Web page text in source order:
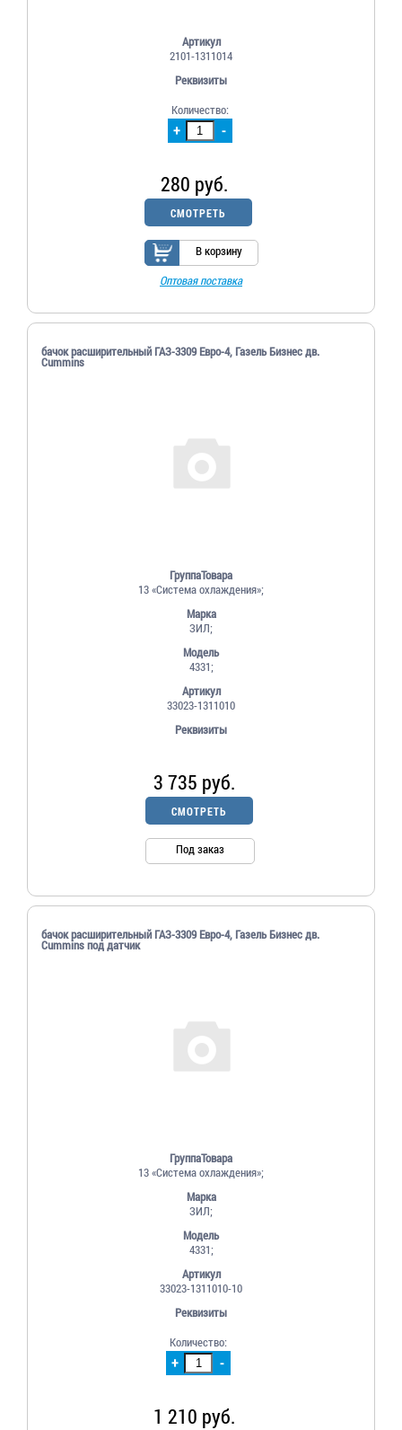
Артикул
2101-1311014
Реквизиты
+ -
Количество:
280 руб.
СМОТРЕТЬ
В корзину
Оптовая поставка
бачок расширительный ГАЗ-3309 Евро-4, Газель Бизнес дв.
Cummins
ГруппаТовара
13 «Система охлаждения»;
Марка
ЗИЛ;
Модель
4331;
Артикул
33023-1311010
Реквизиты
3 735 руб.
СМОТРЕТЬ
Под заказ
бачок расширительный ГАЗ-3309 Евро-4, Газель Бизнес дв.
Cummins под датчик
ГруппаТовара
13 «Система охлаждения»;
Марка
ЗИЛ;
Модель
4331;
Артикул
33023-1311010-10
Реквизиты
+ -
Количество:
1 210 руб.